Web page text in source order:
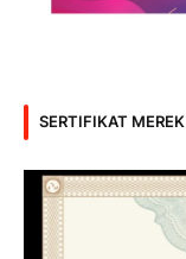
SERTIFIKAT MEREK